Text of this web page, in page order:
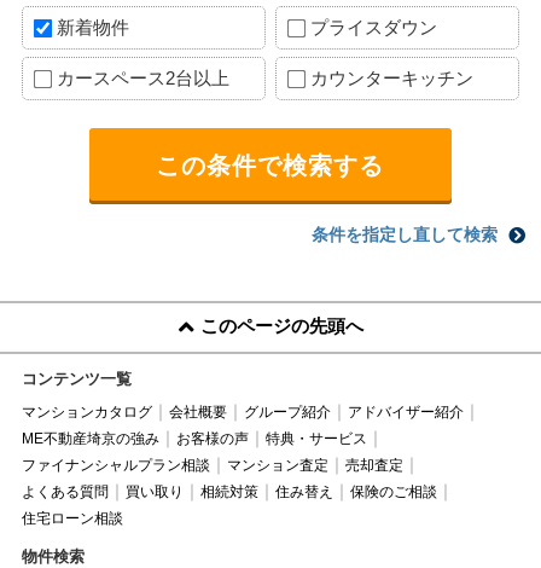
新着物件 プライスダウン
カースペース2台以上 カウンターキッチン
条件を指定し直して検索
このページの先頭へ
コンテンツ一覧
マンションカタログ 会社概要 グループ紹介
アドバイザー紹介
ME不動産埼京の強み
お客様の声
特典・サービス
ファイナンシャルプラン相談
マンション査定
売却査定
よくある質問
買い取り 相続対策 住み替え
保険のご相談
住宅ローン相談
物件検索